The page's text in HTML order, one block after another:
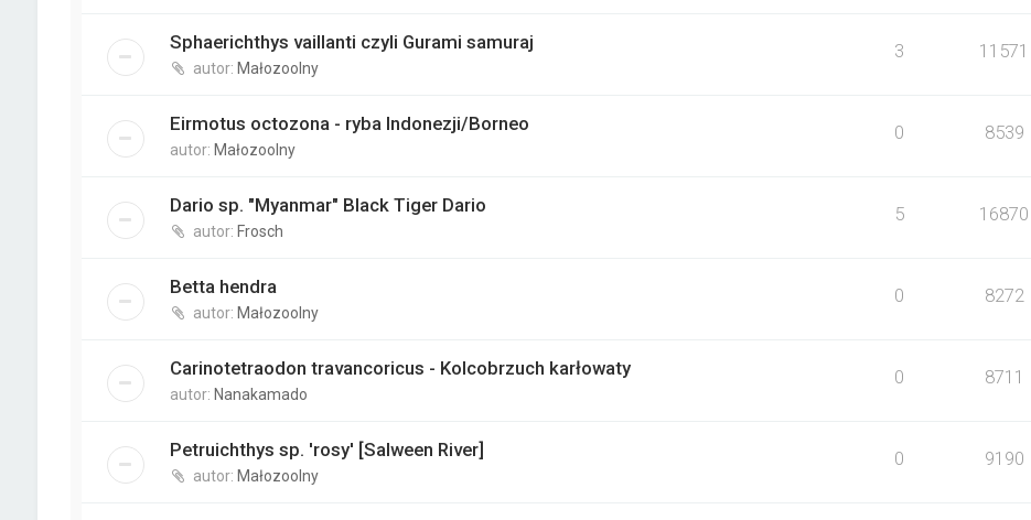
Sphaerichthys vaillanti czyli Gurami samuraj
autor: Małozoolny
3 11571
Eirmotus octozona - ryba Indonezji/Borneo
autor: Małozoolny
0 8539
Dario sp. "Myanmar" Black Tiger Dario
autor: Frosch
5 16870
Betta hendra
autor: Małozoolny
0 8272
Carinotetraodon travancoricus - Kolcobrzuch karłowaty
autor: Nanakamado
0 8711
Petruichthys sp. 'rosy' [Salween River]
autor: Małozoolny
0 9190